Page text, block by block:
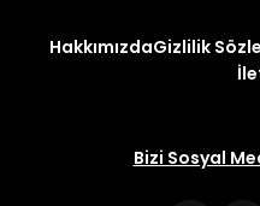
HakkımızdaGizlilik
Bizi Sosyal